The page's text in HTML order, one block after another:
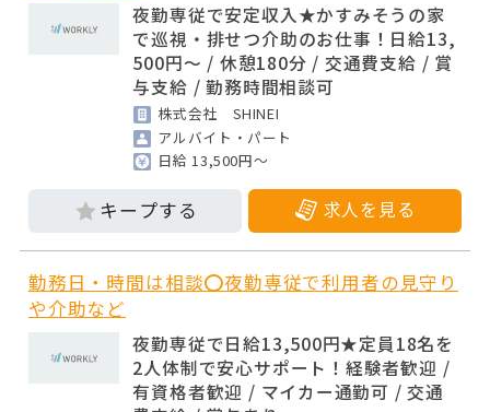
夜勤専従で安定収入★かすみそうの家
で巡視・排せつ介助のお仕事！日給13,
500円～ / 休憩180分 / 交通費支給 / 賞
与支給 / 勤務時間相談可
株式会社 SHINEI
アルバイト・パート
日給 13,500円～
求人を見る
勤務日・時間は相談⭕夜勤専従で利用者の見守り
や介助など
夜勤専従で日給13,500円★定員18名を
2人体制で安心サポート！経験者歓迎 /
有資格者歓迎 / マイカー通勤可 / 交通